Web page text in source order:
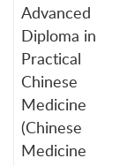
Advanced
Diploma in
Practical
Chinese
Medicine
(Chinese
Medicine